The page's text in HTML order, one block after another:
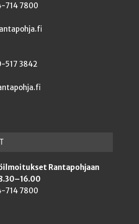
714 7800
517 3842
Rantapohjaan
714 7800